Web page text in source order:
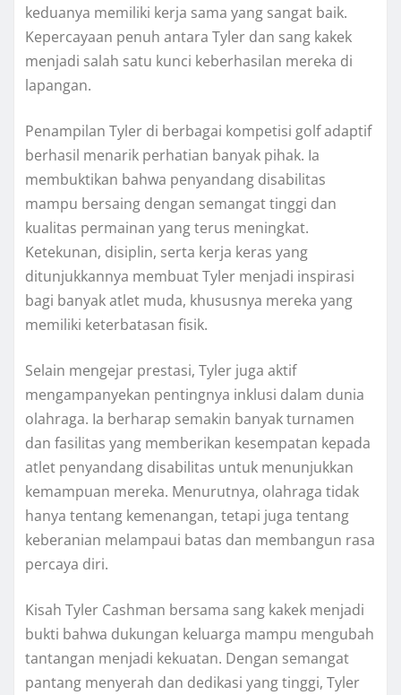
keduanya memiliki kerja sama yang sangat baik.
Kepercayaan penuh antara Tyler dan sang kakek
menjadi salah satu kunci keberhasilan mereka di
lapangan.
Penampilan Tyler di berbagai kompetisi golf adaptif
berhasil menarik perhatian banyak pihak. Ia
membuktikan bahwa penyandang disabilitas
mampu bersaing dengan semangat tinggi dan
kualitas permainan yang terus meningkat.
Ketekunan, disiplin, serta kerja keras yang
ditunjukkannya membuat Tyler menjadi inspirasi
bagi banyak atlet muda, khususnya mereka yang
memiliki keterbatasan fisik.
Selain mengejar prestasi, Tyler juga aktif
mengampanyekan pentingnya inklusi dalam dunia
olahraga. Ia berharap semakin banyak turnamen
dan fasilitas yang memberikan kesempatan kepada
atlet penyandang disabilitas untuk menunjukkan
kemampuan mereka. Menurutnya, olahraga tidak
hanya tentang kemenangan, tetapi juga tentang
keberanian melampaui batas dan membangun rasa
percaya diri.
Kisah Tyler Cashman bersama sang kakek menjadi
bukti bahwa dukungan keluarga mampu mengubah
tantangan menjadi kekuatan. Dengan semangat
pantang menyerah dan dedikasi yang tinggi, Tyler